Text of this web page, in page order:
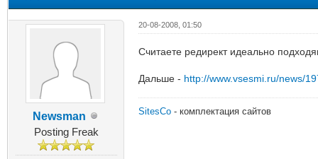
Newsman
Posting Freak
20-08-2008, 01:50
Считаете редирект идеально
Дальше - http://www.vsesmi.ru/news/
SitesCo- комплектация сайтов